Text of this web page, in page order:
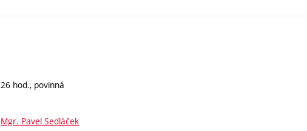
26 hod., povinná
Mgr. Pavel Sedláček